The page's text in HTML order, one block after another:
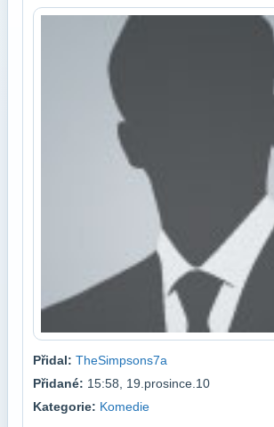
Přidal: TheSimpsons7a
Přidané: 15:58, 19.prosince.10
Kategorie: Komedie